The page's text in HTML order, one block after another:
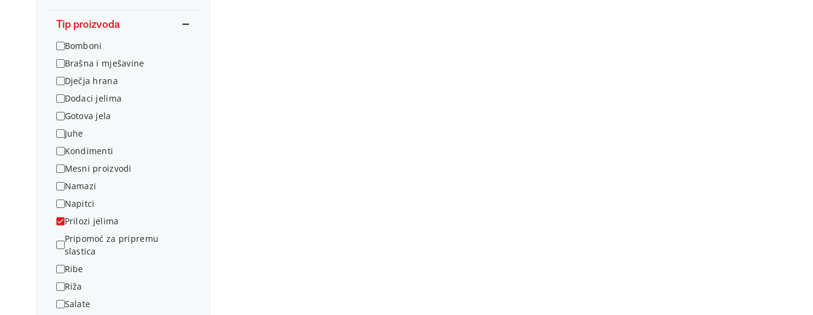
Tip proizvoda
Bomboni
Brašna i mješavine
Dječja hrana
Dodaci jelima
Gotova jela
Juhe
Kondimenti
Mesni proizvodi
Namazi
Napitci
Prilozi jelima
Pripomoć za pripremu
slastica
Ribe
Riža
Salate